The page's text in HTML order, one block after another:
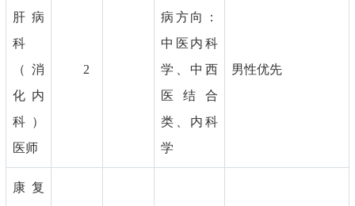
肝病
科
（消
化内
科）
医师
2
病方向：
中医内科
学、中西
医结合
类、内科
学
男性优先
康复